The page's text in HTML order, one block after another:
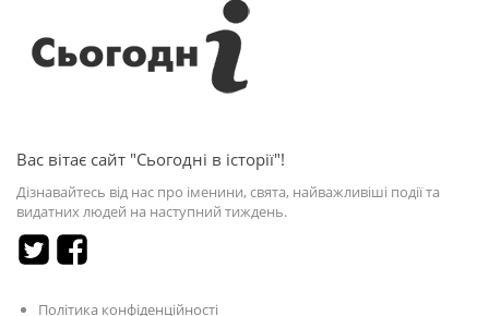
Вас вітає сайт "Сьогодні в історії"!
Дізнавайтесь від нас про іменини, свята, найважливіші події та
видатних людей на наступний тиждень.
Політика конфіденційності